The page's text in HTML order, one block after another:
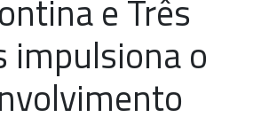
e Três
impulsiona o